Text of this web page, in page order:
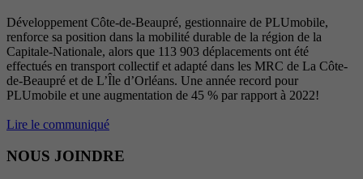
Développement Côte-de-Beaupré, gestionnaire de PLUmobile,
renforce sa position dans la mobilité durable de la région de la
Capitale-Nationale, alors que 113 903 déplacements ont été
effectués en transport collectif et adapté dans les MRC de La Côte-
de-Beaupré et de L’Île d’Orléans. Une année record pour
PLUmobile et une augmentation de 45 % par rapport à 2022!
Lire le communiqué
NOUS JOINDRE